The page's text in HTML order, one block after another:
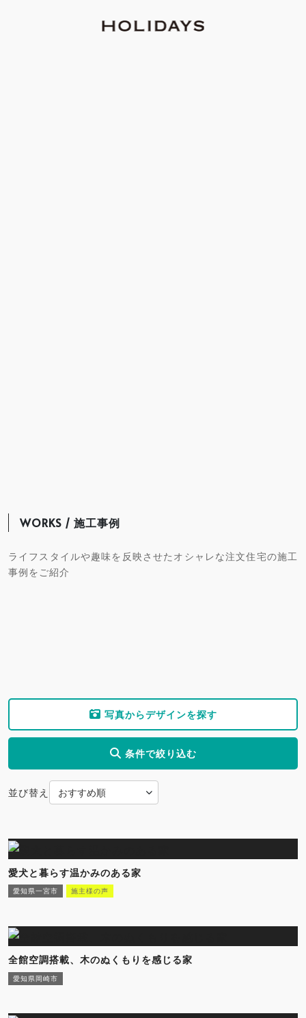
WORKS / 施工事例
ライフスタイルや趣味を反映させたオシャレな注文住宅の施工
事例をご紹介
写真からデザインを探す
条件で絞り込む
並び替え
愛犬と暮らす温かみのある家
愛知県一宮市 施主様の声
全館空調搭載、木のぬくもりを感じる家
愛知県岡崎市